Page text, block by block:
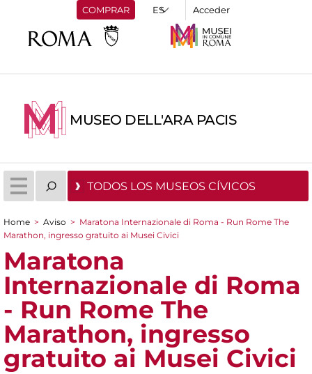
COMPRAR Acceder
MUSEO DELL'ARA PACIS
TODOS LOS MUSEOS CÍVICOS
You are here
Home > Aviso > Maratona Internazionale di Roma - Run Rome The
Marathon, ingresso gratuito ai Musei Civici
Maratona
Internazionale di Roma
- Run Rome The
Marathon, ingresso
gratuito ai Musei Civici